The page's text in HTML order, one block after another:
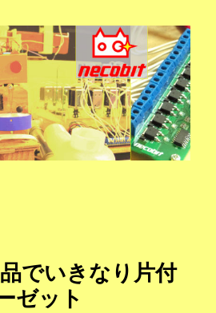
でいきなり片付
ゼット